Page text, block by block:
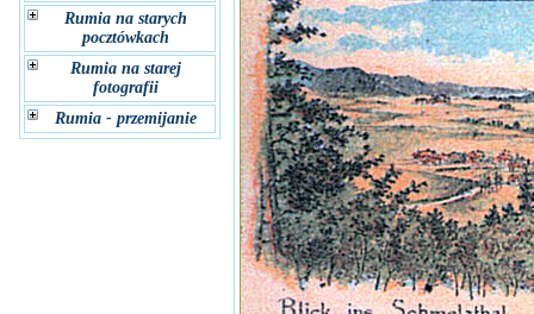
Rumia na starych
pocztówkach
Rumia na starej
fotografii
Rumia - przemijanie